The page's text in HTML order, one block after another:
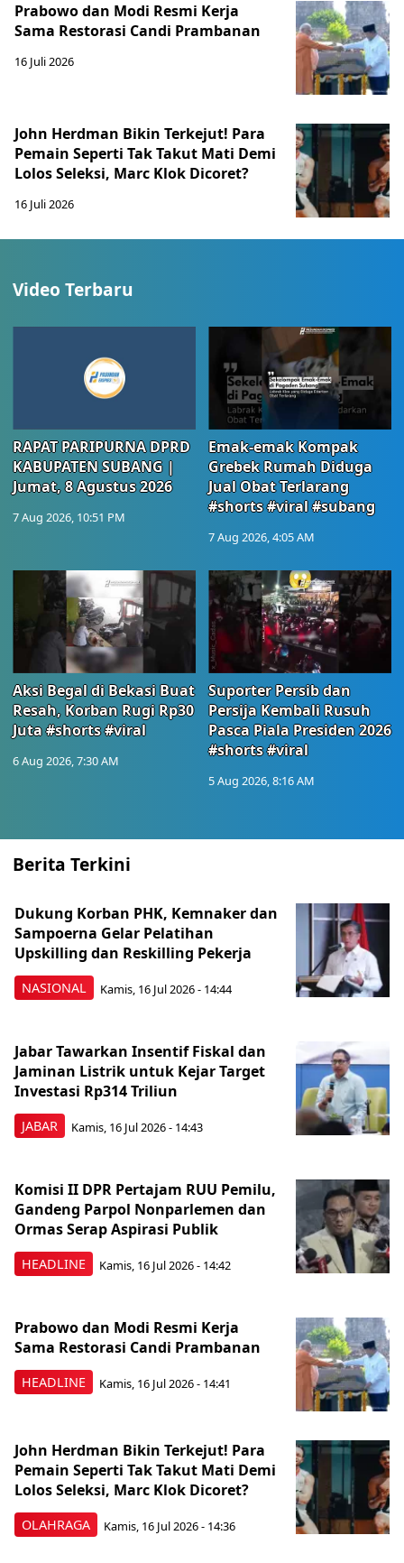
Prabowo dan Modi Resmi Kerja
Sama Restorasi Candi Prambanan
16 Juli 2026
John Herdman Bikin Terkejut! Para
Pemain Seperti Tak Takut Mati Demi
Lolos Seleksi, Marc Klok Dicoret?
16 Juli 2026
Video Terbaru
RAPAT PARIPURNA DPRD
KABUPATEN SUBANG |
Jumat, 8 Agustus 2026
7 Aug 2026, 10:51 PM
Emak-emak Kompak
Grebek Rumah Diduga
Jual Obat Terlarang
#shorts #viral #subang
7 Aug 2026, 4:05 AM
Aksi Begal di Bekasi Buat
Resah, Korban Rugi Rp30
Juta #shorts #viral
6 Aug 2026, 7:30 AM
Suporter Persib dan
Persija Kembali Rusuh
Pasca Piala Presiden 2026
#shorts #viral
5 Aug 2026, 8:16 AM
Berita Terkini
NASIONAL
Dukung Korban PHK, Kemnaker dan
Sampoerna Gelar Pelatihan
Upskilling dan Reskilling Pekerja
Kamis, 16 Jul 2026 - 14:44
JABAR
Jabar Tawarkan Insentif Fiskal dan
Jaminan Listrik untuk Kejar Target
Investasi Rp314 Triliun
Kamis, 16 Jul 2026 - 14:43
HEADLINE
Komisi II DPR Pertajam RUU Pemilu,
Gandeng Parpol Nonparlemen dan
Ormas Serap Aspirasi Publik
Kamis, 16 Jul 2026 - 14:42
HEADLINE
Prabowo dan Modi Resmi Kerja
Sama Restorasi Candi Prambanan
Kamis, 16 Jul 2026 - 14:41
OLAHRAGA
John Herdman Bikin Terkejut! Para
Pemain Seperti Tak Takut Mati Demi
Lolos Seleksi, Marc Klok Dicoret?
Kamis, 16 Jul 2026 - 14:36